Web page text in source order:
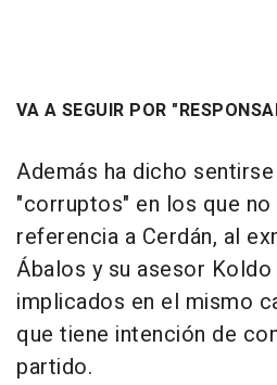
VA A SEGUIR POR
Además ha dicho
"corruptos" en los que
referencia a Cerdán, al
Ábalos y su asesor
implicados en el mismo
que tiene intención de
partido.